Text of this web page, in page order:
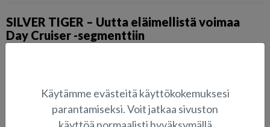
SILVER TIGER – Uutta eläimellistä voimaa
Day Cruiser -segmenttiin
lasikuitumal...Käytämme evästeitä käyttökokemuksesi
parantamiseksi. Voit jatkaa sivuston
käyttöä normaalisti hyväksymällä